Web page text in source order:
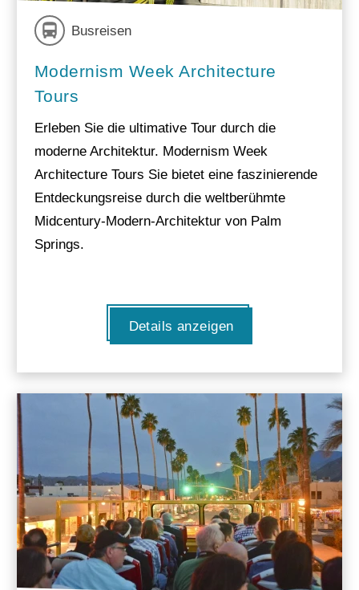
Busreisen
Modernism Week Architecture
Tours
Erleben Sie die ultimative Tour durch die
moderne Architektur. Modernism Week
Architecture Tours Sie bietet eine faszinierende
Entdeckungsreise durch die weltberühmte
Midcentury-Modern-Architektur von Palm
Springs.
Details anzeigen